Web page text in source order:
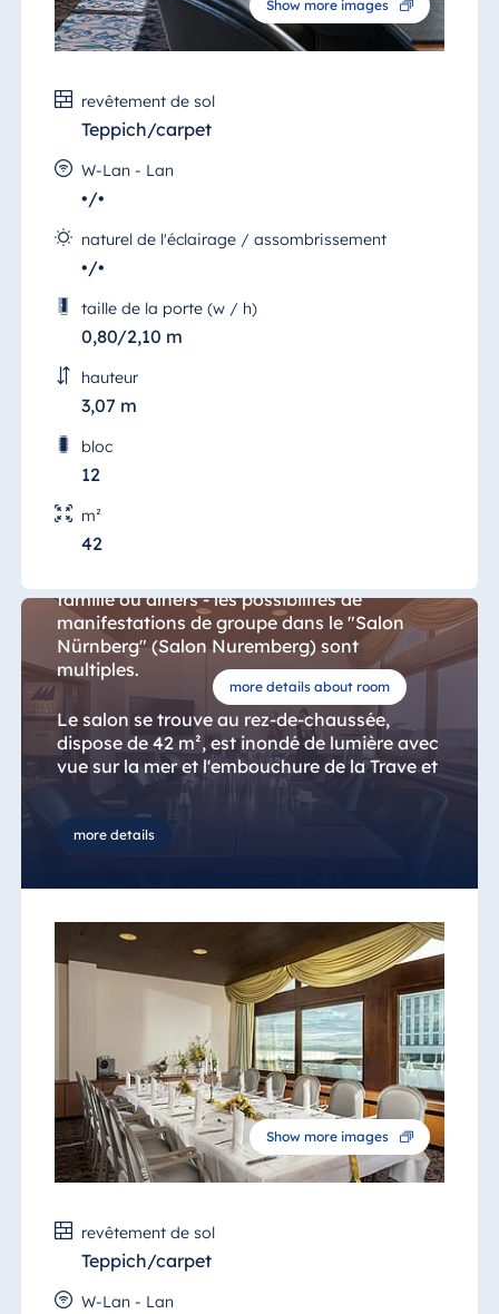
sont installées à chaque place.
sur la mer et sur l'embouchure de la Trave. Le
salon est situé à proximité du hall et du bar
de l'hôtel.
Show more images
revêtement de sol
Teppich/carpet
W-Lan - Lan
•/•
naturel de l'éclairage / assombrissement
•/•
taille de la porte (w / h)
0,80/2,10 m
hauteur
3,07 m
bloc
12
m²
42
more details about room
Salon Nuremberg
Ateliers, formations, négociations, petites
famille ou dîners - les possibilités de
manifestations de groupe dans le "Salon
Nürnberg" (Salon Nuremberg) sont
multiples.
Le salon se trouve au rez-de-chaussée,
dispose de 42 m², est inondé de lumière avec
vue sur la mer et l'embouchure de la Trave et
se trouve à proximité du hall et du bar de
l'hôtel.
installée à demeure, mais nous mettons
équipements de conférence selon vos
souhaits.
Le salon est accessible aux personnes à
mobilité réduite.
more details
Show more images
revêtement de sol
Teppich/carpet
W-Lan - Lan